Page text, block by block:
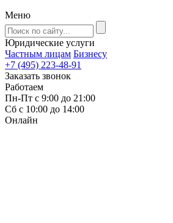
Меню
Юридические услуги
Частным лицам Бизнесу
+7 (495) 223-48-91
Заказать звонок
Работаем
Пн-Пт с 9:00 до 21:00
Сб с 10:00 до 14:00
Онлайн